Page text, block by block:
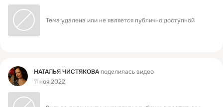
Тема удалена или не является публично доступной
Фид НАТАЛЬЯ ЧИСТЯКОВАподелилась видео
11 ноя 2022